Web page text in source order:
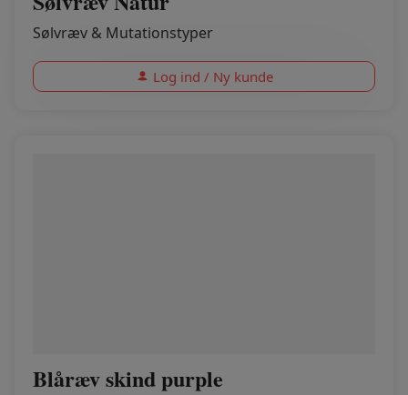
Sølvræv & Mutationstyper
Log ind / Ny kunde
Blåræv skind purple